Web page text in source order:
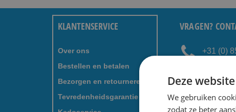
KLANTENSERVICE
Over ons
Bestellen en betalen
Bezorgen en retourneren
Tevredenheidsgarantie
VRAGEN?
+31 (0)
NIEUWSBRIEF -
Deze
We gebruiken
zodat ze beter